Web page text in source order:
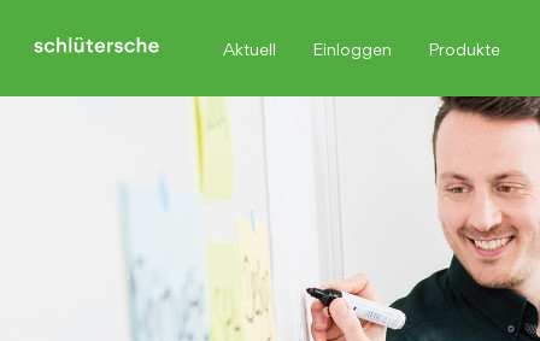
Aktuell Einloggen Produkte